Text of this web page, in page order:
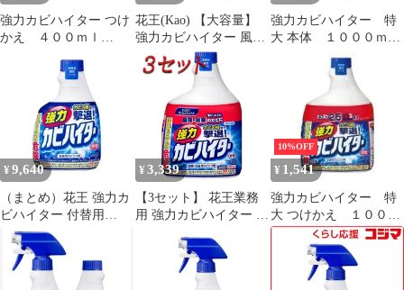
強力カビハイター つけ
かえ ４００ｍｌ
花王(Kao) 【大容量】
強力カビハイター 風呂
用洗剤 付替用 1000ml
強力カビハイター 特
大 本体 １０００ｍｌ
224293【花王】
¥ 9,640
（まとめ）花王 強力カ
ビハイター 付替用
400ml 1個〔×20セッ
ト〕
¥ 3,339
【3セット】 花王業務
用 強力カビハイター つ
10%OFF
¥ 1,541
強力カビハイター 特
大 つけかえ １０００
ｍｌ 224309【花王】